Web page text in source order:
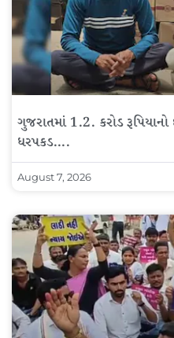
ગુજરાતમાં 1.2. કરોડ રૂપિયાનો
ધરપકડ….
August 7, 2026